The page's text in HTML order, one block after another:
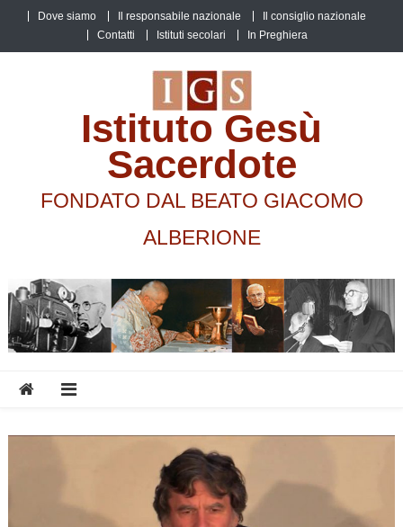
content
Dove siamo Il responsabile nazionale
Il consiglio nazionale
Contatti
Istituti secolari In Preghiera
Istituto Gesù
Sacerdote
FONDATO DAL BEATO GIACOMO
ALBERIONE